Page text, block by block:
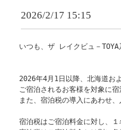
2026/2/17 15:15
いつも、ザ レイクビュ－
2026年4月1日以降、北海道お
ご宿泊されるお客様を対象に
また、宿泊税の導入にあわせ
宿泊税はご宿泊料金に対し、